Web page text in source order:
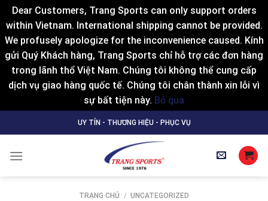
Dear Customers, Trang Sports can only support orders
within Vietnam. International shipping cannot be provided.
We profusely apologize for the inconvenience caused. Kính
gửi Quý Khách hàng, Trang Sports chỉ hỗ trợ các đơn hàng
trong lãnh thổ Việt Nam. Chúng tôi không thể cung cấp
dịch vụ giao hàng quốc tế. Chúng tôi chân thành xin lỗi vì
sự bất tiện này. Bỏ qua
to
UY TÍN - THƯƠNG HIỆU - PHỤC VỤ
TRANG CHỦ / UNCATEGORIZED